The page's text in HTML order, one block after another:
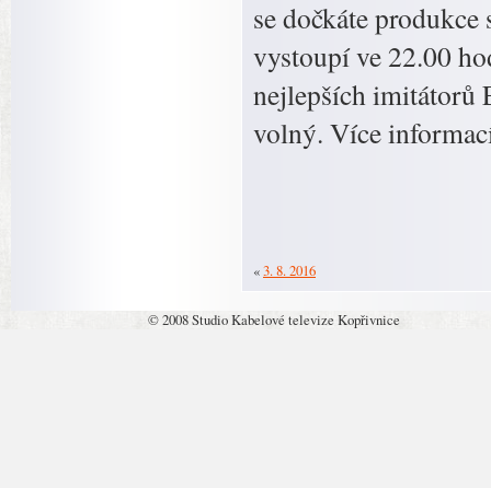
se dočkáte
vystoupí ve 22.00
nejlepších imitátorů
volný. Více
«3. 8. 2016
© 2008 Studio Kabelové televize Kopřivnice